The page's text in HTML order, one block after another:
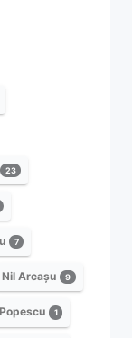
23
7
Nil Arcașu 9
1